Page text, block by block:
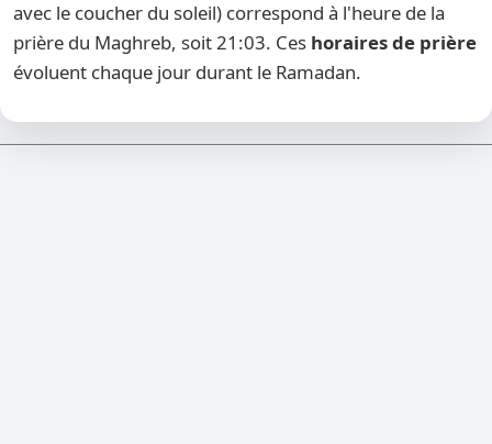
avec le coucher du soleil) correspond à l'heure de la
prière du Maghreb, soit 21:03. Ces horaires de prière
évoluent chaque jour durant le Ramadan.